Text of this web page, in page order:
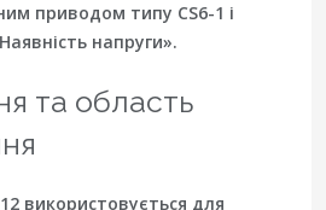
приводом типу CS6-1 і
напруги».
та область
використовується для